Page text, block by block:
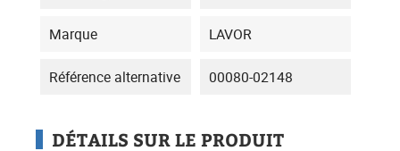
Marque LAVOR
Référence alternative 00080-02148
DÉTAILS SUR LE PRODUIT